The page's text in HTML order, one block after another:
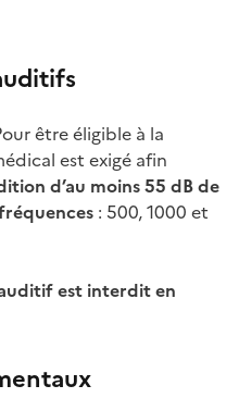
être éligible à la
est exigé afin
d’au moins 55 dB de
: 500, 1000 et
est interdit en